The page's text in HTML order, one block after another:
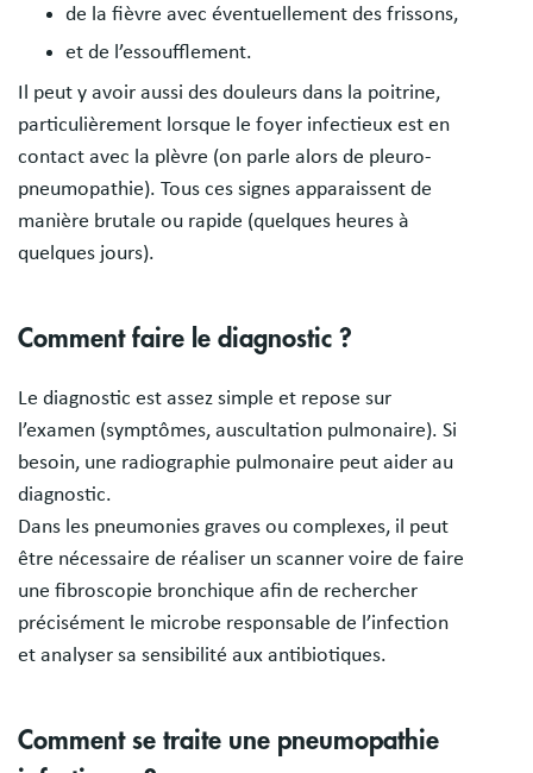
de la fièvre avec éventuellement des frissons,
et de l’essoufflement.
Il peut y avoir aussi des douleurs dans la poitrine,
particulièrement lorsque le foyer infectieux est en
contact avec la plèvre (on parle alors de pleuro-
pneumopathie). Tous ces signes apparaissent de
manière brutale ou rapide (quelques heures à
quelques jours).
Comment faire le diagnostic ?
Le diagnostic est assez simple et repose sur
l’examen (symptômes, auscultation pulmonaire). Si
besoin, une radiographie pulmonaire peut aider au
diagnostic.
Dans les pneumonies graves ou complexes, il peut
être nécessaire de réaliser un scanner voire de faire
une fibroscopie bronchique afin de rechercher
précisément le microbe responsable de l’infection
et analyser sa sensibilité aux antibiotiques.
Comment se traite une pneumopathie